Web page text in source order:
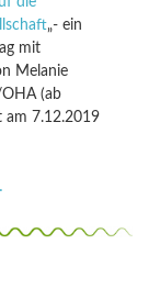
„- ein
mit
Melanie
OHA (ab
am 7.12.2019
King